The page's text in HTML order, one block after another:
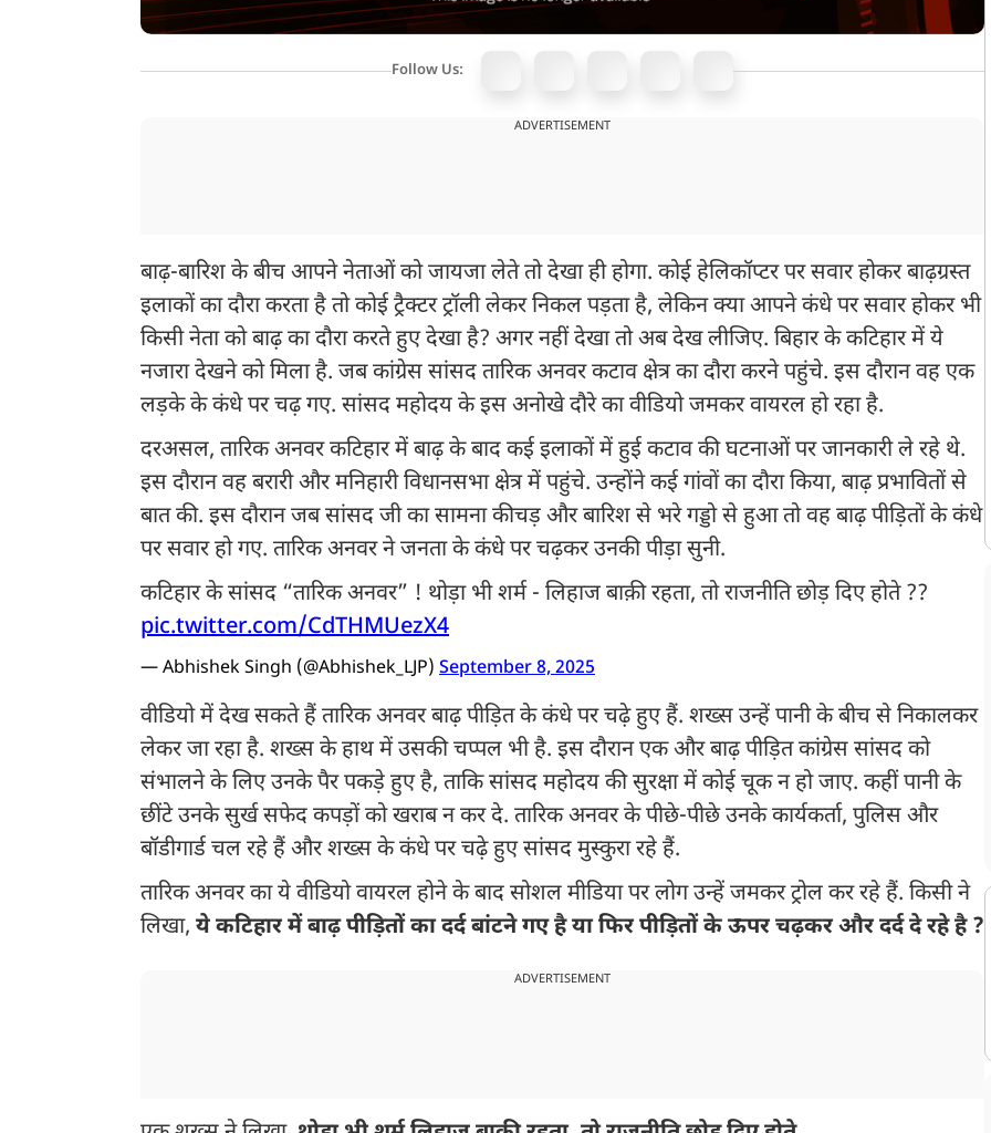
Follow Us:
ADVERTISEMENT
बाढ़-बारिश के बीच आपने नेताओं को जायजा लेते तो देखा ही होगा. कोई हेलिकॉप्टर पर सवार होकर बाढ़ग्रस्त
इलाकों का दौरा करता है तो कोई ट्रैक्टर ट्रॉली लेकर निकल पड़ता है, लेकिन क्या आपने कंधे पर सवार होकर भी
किसी नेता को बाढ़ का दौरा करते हुए देखा है? अगर नहीं देखा तो अब देख लीजिए. बिहार के कटिहार में ये
नजारा देखने को मिला है. जब कांग्रेस सांसद तारिक अनवर कटाव क्षेत्र का दौरा करने पहुंचे. इस दौरान वह एक
लड़के के कंधे पर चढ़ गए. सांसद महोदय के इस अनोखे दौरे का वीडियो जमकर वायरल हो रहा है.
दरअसल, तारिक अनवर कटिहार में बाढ़ के बाद कई इलाकों में हुई कटाव की घटनाओं पर जानकारी ले रहे थे.
इस दौरान वह बरारी और मनिहारी विधानसभा क्षेत्र में पहुंचे. उन्होंने कई गांवों का दौरा किया, बाढ़ प्रभावितों से
बात की. इस दौरान जब सांसद जी का सामना कीचड़ और बारिश से भरे गड्डो से हुआ तो वह बाढ़ पीड़ितों के कंधे
पर सवार हो गए. तारिक अनवर ने जनता के कंधे पर चढ़कर उनकी पीड़ा सुनी.
कटिहार के सांसद “तारिक अनवर” ! थोड़ा भी शर्म - लिहाज बाक़ी रहता, तो राजनीति छोड़ दिए होते ??
pic.twitter.com/CdTHMUezX4
— Abhishek Singh (@Abhishek_LJP) September 8, 2025
वीडियो में देख सकते हैं तारिक अनवर बाढ़ पीड़ित के कंधे पर चढ़े हुए हैं. शख्स उन्हें पानी के बीच से निकालकर
लेकर जा रहा है. शख्स के हाथ में उसकी चप्पल भी है. इस दौरान एक और बाढ़ पीड़ित कांग्रेस सांसद को
संभालने के लिए उनके पैर पकड़े हुए है, ताकि सांसद महोदय की सुरक्षा में कोई चूक न हो जाए. कहीं पानी के
छींटे उनके सुर्ख सफेद कपड़ों को खराब न कर दे. तारिक अनवर के पीछे-पीछे उनके कार्यकर्ता, पुलिस और
बॉडीगार्ड चल रहे हैं और शख्स के कंधे पर चढ़े हुए सांसद मुस्कुरा रहे हैं.
तारिक अनवर का ये वीडियो वायरल होने के बाद सोशल मीडिया पर लोग उन्हें जमकर ट्रोल कर रहे हैं. किसी ने
लिखा, ये कटिहार में बाढ़ पीड़ितों का दर्द बांटने गए है या फिर पीड़ितों के ऊपर चढ़कर और दर्द दे रहे है ?
ADVERTISEMENT